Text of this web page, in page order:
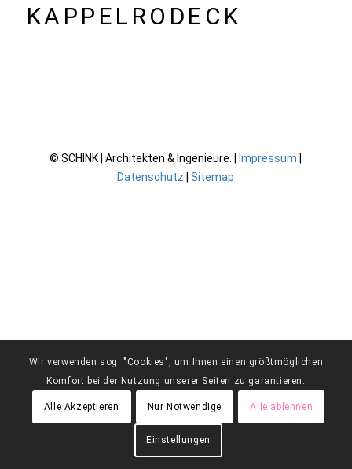
KAPPELRODECK
© SCHINK | Architekten & Ingenieure. | Impressum
Datenschutz |Sitemap
Wir verwenden sog. "Cookies", um Ihnen einen größtmöglichen
Komfort bei der Nutzung unserer Seiten zu garantieren.
Alle Akzeptieren Nur Notwendige Alle ablehnen
Einstellungen